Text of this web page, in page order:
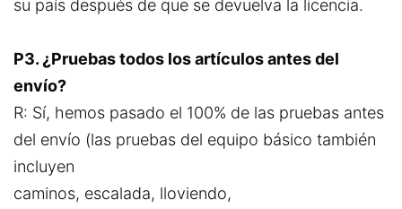
su país después de que se devuelva la licencia.
P3. ¿Pruebas todos los artículos antes del
envío?
R: Sí, hemos pasado el 100% de las pruebas antes
del envío (las pruebas del equipo básico también
incluyen
caminos, escalada, lloviendo,